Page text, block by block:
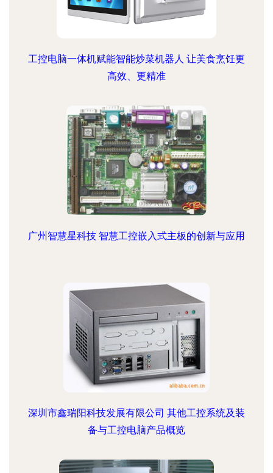
工控电脑一体机赋能智能炒菜机器人 让美食烹饪更
高效、更精准
广州智慧星科技 智慧工控嵌入式主板的创新与应用
深圳市鑫瑞阳科技发展有限公司 其他工控系统及装
备与工控电脑产品概览